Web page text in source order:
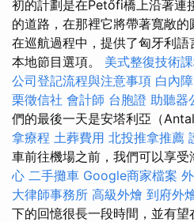
初的計劃是在Petőfi橋上沿著連
的道路，在那裡它將帶著寬敞的
在巡航過程中，提供了匈牙利
本地節目選項。 美式整復技術
公司登記流程與注意事項 白內障
栗徵信社 會計師 台胞證 助聽器
們的最後一天是安塔利亞（
拿療程 土葬費用 北投推拿推薦
車前往機場之前，我們可以享受
心 二手攤車 Google商家檔案
大律師事務所 高級外燴 到府外
下的回憶很長一段時間，並有